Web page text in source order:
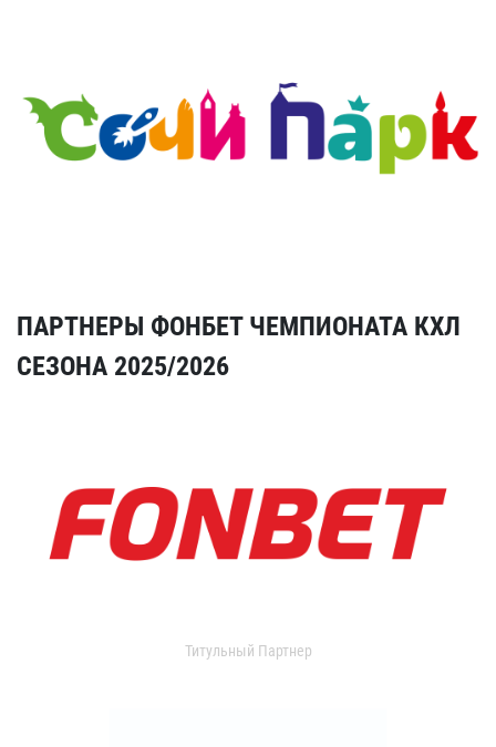
ПАРТНЕРЫ ФОНБЕТ ЧЕМПИОНАТА КХЛ
СЕЗОНА 2025/2026
Титульный Партнер